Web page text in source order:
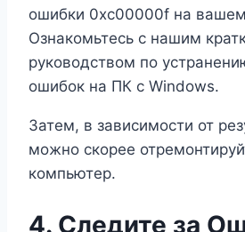
ошибки 0xc00000f на
Ознакомьтесь с нашим
руководством по
ошибок на ПК с Windows.
Затем, в зависимости от
можно скорее
компьютер.
4. Следите за